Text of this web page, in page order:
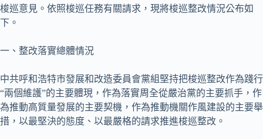
梭巡意見。依照梭巡任務有關請求，現將梭巡整改情況公布如
下。
一、整改落實總體情況
中共呼和浩特市發展和改造委員會黨組堅持把梭巡整改作為踐行
“兩個維護”的主要體現，作為落實周全從嚴治黨的主要抓手，作
為推動高質量發展的主要契機，作為推動機關作風建設的主要舉
措，以最堅決的態度、以最嚴格的請求推進梭巡整改。